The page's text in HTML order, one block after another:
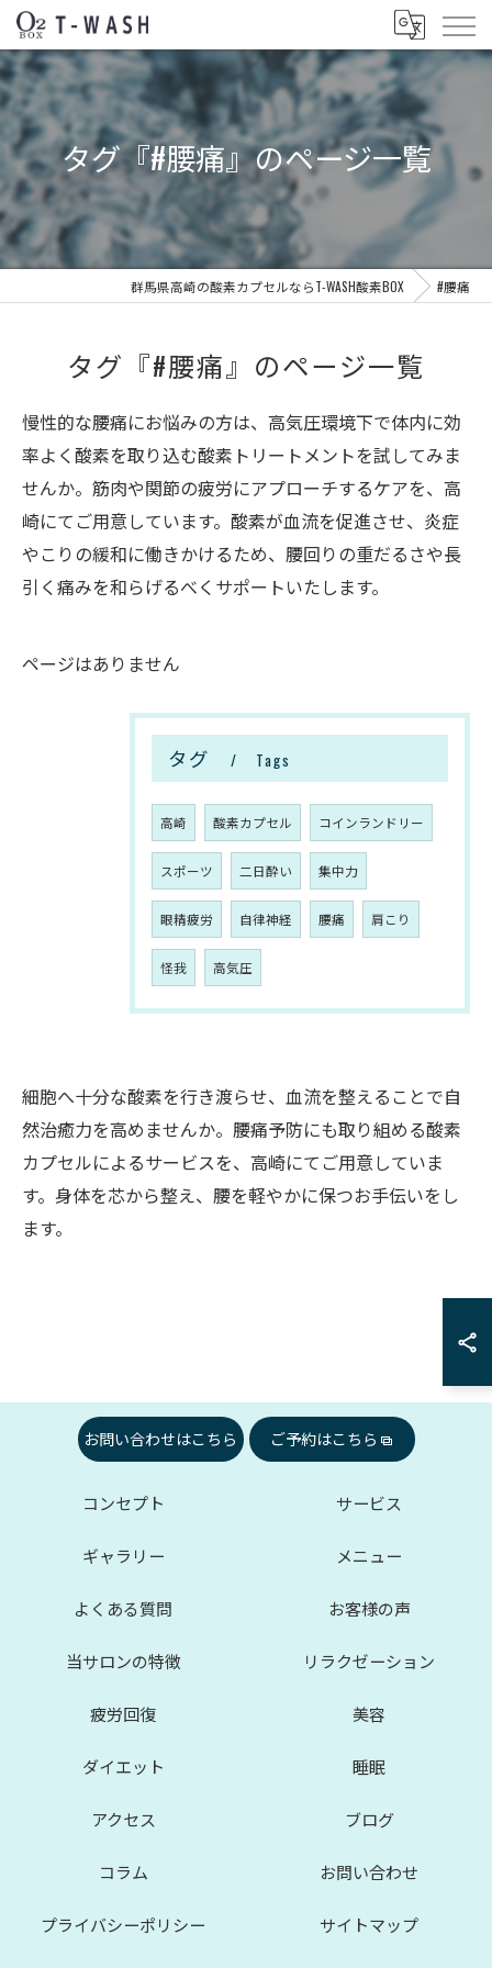
タグ『#腰痛』のページ一覧
群馬県高崎の酸素カプセルならT-WASH酸素BOX #腰痛
タグ『#腰痛』のページ一覧
慢性的な腰痛にお悩みの方は、高気圧環境下で体内に効
率よく酸素を取り込む酸素トリートメントを試してみま
せんか。筋肉や関節の疲労にアプローチするケアを、高
崎にてご用意しています。酸素が血流を促進させ、炎症
やこりの緩和に働きかけるため、腰回りの重だるさや長
引く痛みを和らげるべくサポートいたします。
ページはありません
タグ Tags
高崎 酸素カプセル コインランドリー
スポーツ 二日酔い 集中力
眼精疲労 自律神経 腰痛 肩こり
怪我 高気圧
細胞へ十分な酸素を行き渡らせ、血流を整えることで自
然治癒力を高めませんか。腰痛予防にも取り組める酸素
カプセルによるサービスを、高崎にてご用意していま
す。身体を芯から整え、腰を軽やかに保つお手伝いをし
ます。
お問い合わせはこちら ご予約はこちら
コンセプト サービス
ギャラリー メニュー
よくある質問 お客様の声
当サロンの特徴 リラクゼーション
疲労回復 美容
ダイエット 睡眠
アクセス ブログ
コラム お問い合わせ
プライバシーポリシー サイトマップ